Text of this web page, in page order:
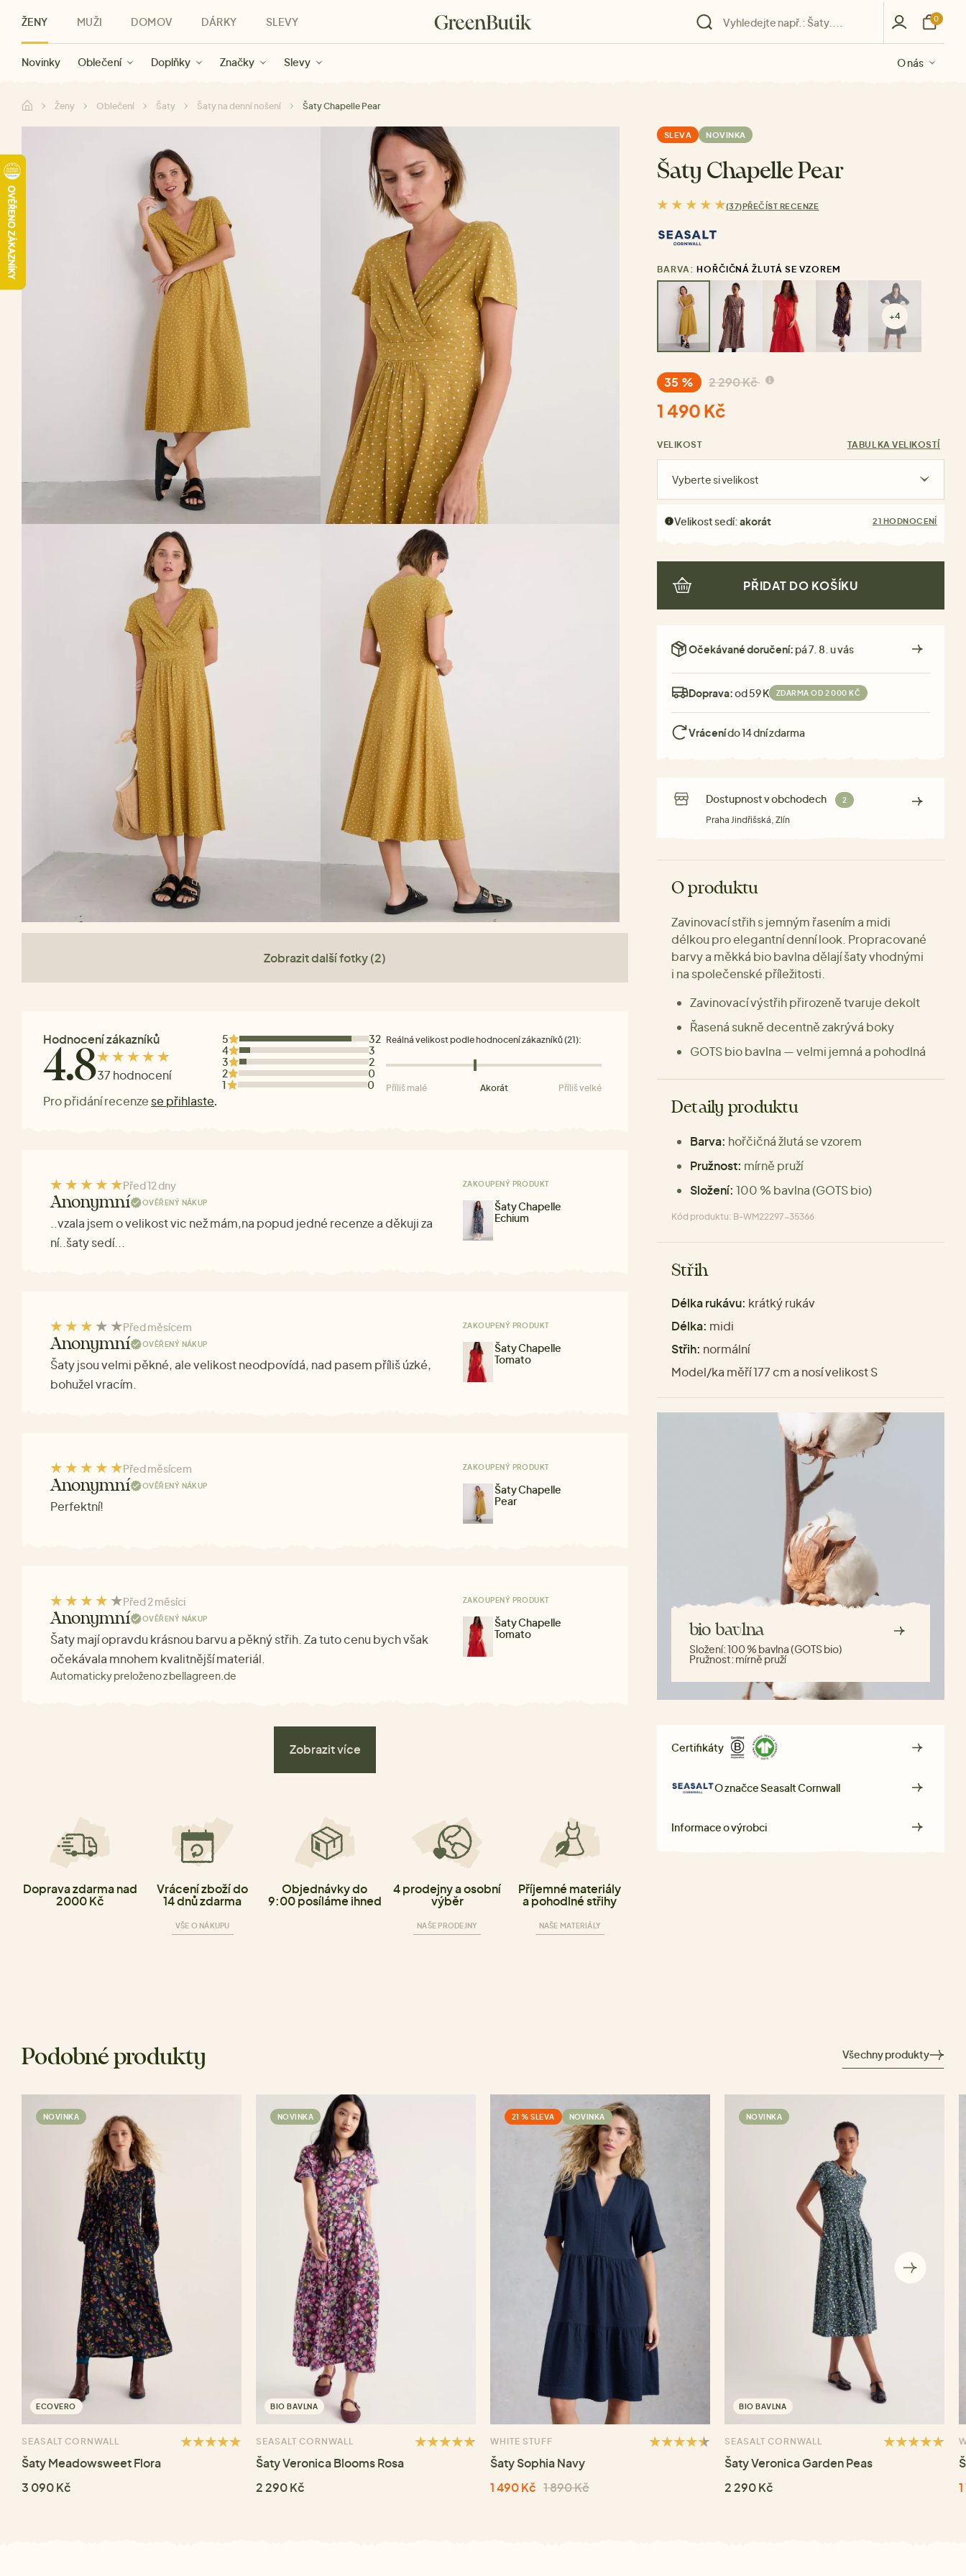
ŽENY
Novinky Oblečení Doplňky Značky Slevy O nás
MUŽI
Novinky Oblečení Značky Slevy O nás
DOMOV
Kategorie Značky Slevy O nás
DÁRKY
Pro ženy Pro muže Pro děti Pro všechny Dárkové poukazy O nás
SLEVY
Slevy ženy Slevy muži O nás
0
Ženy Oblečení Šaty Šaty na denní nošení Šaty Chapelle Pear
Zobrazit další fotky (2)
Hodnocení zákazníků
4.837 hodnocení
Pro přidání recenze se přihlaste.
5
32
4
3
3
2
2
0
1
0
Reálná velikost podle hodnocení zákazníků (21):
Příliš malé Akorát Příliš velké
Před 12 dny
Anonymní OVĚŘENÝ NÁKUP
..vzala jsem o velikost vic než mám,na popud jedné recenze a děkuji za
ní..šaty sedí...
ZAKOUPENÝ PRODUKT
Šaty Chapelle
Echium
Před měsícem
Anonymní OVĚŘENÝ NÁKUP
Šaty jsou velmi pěkné, ale velikost neodpovídá, nad pasem příliš úzké,
bohužel vracím.
ZAKOUPENÝ PRODUKT
Šaty Chapelle
Tomato
Před měsícem
Anonymní OVĚŘENÝ NÁKUP
Perfektní!
ZAKOUPENÝ PRODUKT
Šaty Chapelle
Pear
Před 2 měsíci
Anonymní OVĚŘENÝ NÁKUP
Šaty mají opravdu krásnou barvu a pěkný střih. Za tuto cenu bych však
očekávala mnohem kvalitnější materiál.
Automaticky preloženo z bellagreen.de
ZAKOUPENÝ PRODUKT
Šaty Chapelle
Tomato
Zobrazit více
Doprava zdarma nad
2000 Kč
Vrácení zboží do
14 dnů zdarma
VŠE O NÁKUPU
Objednávky do
9:00 posíláme ihned
4 prodejny a osobní
výběr
NAŠE PRODEJNY
Příjemné materiály
a pohodlné střihy
NAŠE MATERIÁLY
SLEVA NOVINKA
Šaty Chapelle Pear
(37)PŘEČÍST RECENZE
BARVA: HOŘČIČNÁ ŽLUTÁ SE VZOREM
+4
35 % 2 290 Kč
1 490 Kč
VELIKOST TABULKA VELIKOSTÍ
Vyberte si velikost
Velikost sedí:akorát 21 HODNOCENÍ
PŘIDAT DO KOŠÍKU
Očekávané doručení: pá 7. 8. u vás
Doprava:od 59 Kč ZDARMA OD 2 000 KČ
Vrácenído 14 dní zdarma
Dostupnost v obchodech 2
Praha Jindřišská, Zlín
O produktu
Zavinovací střih s jemným řasením a midi
délkou pro elegantní denní look. Propracované
barvy a měkká bio bavlna dělají šaty vhodnými
i na společenské příležitosti.
Zavinovací výstřih přirozeně tvaruje dekolt
Řasená sukně decentně zakrývá boky
GOTS bio bavlna — velmi jemná a pohodlná
Detaily produktu
Barva: hořčičná žlutá se vzorem
Pružnost: mírně pruží
Složení: 100 % bavlna (GOTS bio)
Kód produktu: B-WM22297-35366
Střih
Délka rukávu: krátký rukáv
Délka: midi
Střih: normální
Model/ka měří 177 cm a nosí velikost S
bio bavlna
Složení:100 % bavlna (GOTS bio)
Pružnost: mírně pruží
Certifikáty
O značceSeasalt Cornwall
Informace o výrobci
Podobné produkty Všechny produkty
NOVINKA
ECOVERO
SEASALT CORNWALL
Šaty Meadowsweet Flora
3 090 Kč
NOVINKA
BIO BAVLNA
SEASALT CORNWALL
Šaty Veronica Blooms Rosa
2 290 Kč
21 % SLEVA NOVINKA
WHITE STUFF
Šaty Sophia Navy
1 490 Kč 1 890 Kč
NOVINKA
BIO BAVLNA
SEASALT CORNWALL
Šaty Veronica Garden Peas
2 290 Kč